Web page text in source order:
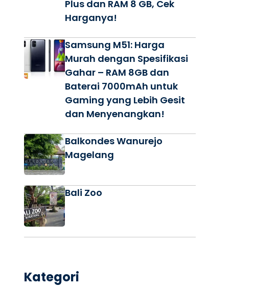
Plus dan RAM 8 GB, Cek
Harganya!
Samsung M51: Harga
Murah dengan Spesifikasi
Gahar – RAM 8GB dan
Baterai 7000mAh untuk
Gaming yang Lebih Gesit
dan Menyenangkan!
Balkondes Wanurejo
Magelang
Bali Zoo
Kategori